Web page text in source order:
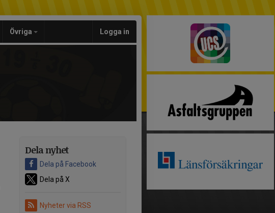
Övriga Logga in
Dela nyhet
Dela på Facebook
Dela på X
Nyheter via RSS